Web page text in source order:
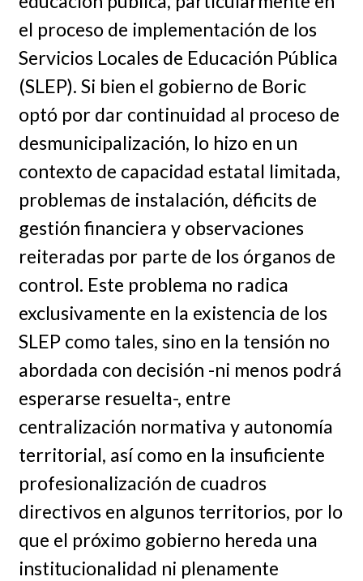
el proceso de implementación de los
Servicios Locales de Educación Pública
(SLEP). Si bien el gobierno de Boric
optó por dar continuidad al proceso de
desmunicipalización, lo hizo en un
contexto de capacidad estatal limitada,
problemas de instalación, déficits de
gestión financiera y observaciones
reiteradas por parte de los órganos de
control. Este problema no radica
exclusivamente en la existencia de los
SLEP como tales, sino en la tensión no
abordada con decisión -ni menos podrá
esperarse resuelta-, entre
centralización normativa y autonomía
territorial, así como en la insuficiente
profesionalización de cuadros
directivos en algunos territorios, por lo
que el próximo gobierno hereda una
institucionalidad ni plenamente